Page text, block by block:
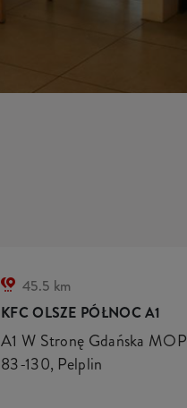
KFC OLSZE PÓŁNOC A1
A1 W Stronę Gdańska MOP
83-130, Pelplin
45.5 km